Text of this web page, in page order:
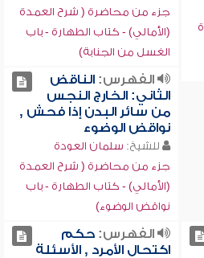
جزء من محاضرة ( شرح العمدة
(الأمالي) - كتاب الطهارة - باب
الغسل من الجنابة)
الفهرس:الناقض
الثاني: الخارج النجس
من سائر البدن إذا فحش ,
نواقض الوضوء
للشيخ: سلمان العودة
جزء من محاضرة ( شرح العمدة
(الأمالي) - كتاب الطهارة - باب
نواقض الوضوء)
الفهرس:حكم
اكتحال الأمرد , الأسئلة